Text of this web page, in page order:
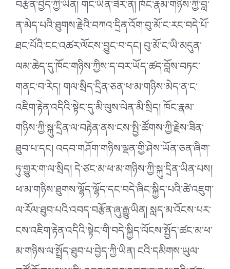
བརྩོན་བྱེད་ཀྱི་ཡིན། གང་ཡིན་ཟེར་ན། ཁོང་རྣམ་གཉིས་ཀྱི་བླ་
ན་མེད་པའི་ཐུགས་རྗེའི་བཀའ་དྲིན་འོག་བུ་མོ་ང་རང་བདེ་པོ་
ཐང་པོའི་ངང་འཚར་ལོངས་བྱུང་བ་དང། བུ་མོ་ང་ཡི་མདུན་
ལམ་ཆེད་དུ་ཁོང་གཉིས་ཀྱིས་ད་བར་ཡོད་ཚད་བློས་བཏང་
གནང་བ་རེད། གལ་སྲིད་དྲིན་ཅན་ཕ་མ་གཉིས་མེད་ན་ང་
འཇིག་རྟེན་འདིའི་སྟེང་དུ་མི་ལུས་ལེན་མི་སྲིད། ཁོང་རྣམ་
གཉིས་ཀྱི་སྐུ་དྲིན་ལ་བརྟེན་ནས་ངས་སྤྱི་ཚོགས་ཀྱི་རྗེས་ཟིན་
ཐུབ་པ་དང། འདབ་གཤོག་གཉིས་ལྡན་གྱི་ཤེས་ཡོན་ཅན་ཞིག་
ཏུ་གྱུར་ག་ལ་སྲིད། དེ་ཙང་མ་ཕ་མ་གཉིས་ཀྱི་སྐུ་དྲིན་ཡིན་པས།
ཕ་མ་གཉིས་ཐུགས་ལྷོད་ལྷོད་དང་བདེ་ཞིང་སྐྱིད་པའི་ཚེ་འཇུག་
ལ་རོལ་ཐུབ་པའི་འབད་བརྩོན་ཞུ་རྒྱུ་ཡིན། སླད་མ་འོངས་པར་
ངས་འཇིག་རྟེན་འདིའི་སྟེང་གི་བདེ་སྐྱིད་ལོངས་སྤྱོད་ཚང་མ་ཕ་
མ་གཉིས་ལ་སྤྲོད་ཐུབ་པ་བྱེད་ཀྱི་ཡིན། ངའི་དམིགས་ཡུལ་